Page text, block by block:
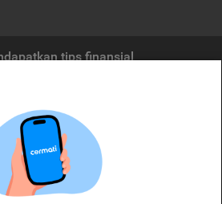
tips finansial
agregasi jasa keuangan yang terdaftar di
atau layanan jasa keuangan yang
produk dan/atau layanan jasa keuangan yang
tidak bertanggung jawab atas tuntutan